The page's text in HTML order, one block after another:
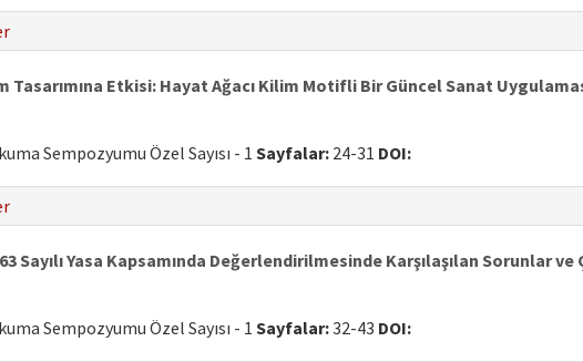
Tasarımına Etkisi: Hayat Ağacı Kilim Motifli Bir Güncel Sanat
Sempozyumu Özel Sayısı - 1 Sayfalar: 24-31 DOI:
Sayılı Yasa Kapsamında Değerlendirilmesinde Karşılaşılan Sorunlar
Sempozyumu Özel Sayısı - 1 Sayfalar:32-43 DOI: